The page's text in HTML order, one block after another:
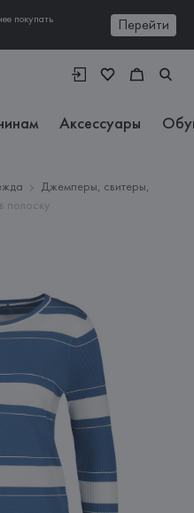
покупать
Перейти
Аксессуары
Джемперы, свитеры,
полоску